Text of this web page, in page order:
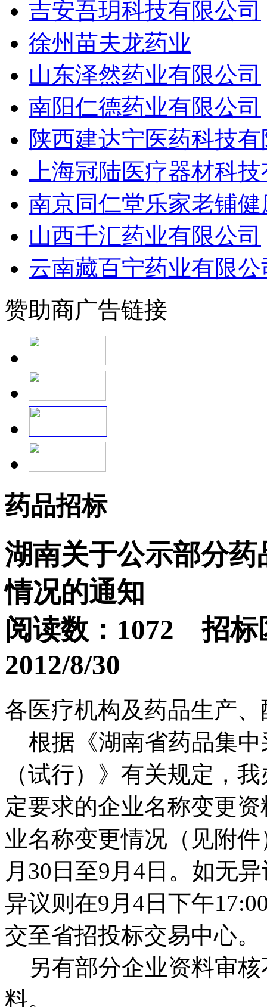
吉安吾玥科技有限公司
徐州苗夫龙药业
山东泽然药业有限公司
南阳仁德药业有限公司
陕西建达宁医药科技
上海冠陆医疗器材科
南京同仁堂乐家老铺
山西千汇药业有限公司
云南藏百宁药业有限公
赞助商广告链接
药品招标
湖南关于公示部分
情况的通知
阅读数：1072 招
2012/8/30
各医疗机构及药品生产
根据《湖南省药品集中
（试行）》有关规定，
定要求的企业名称变更
业名称变更情况（见附
月30日至9月4日。如无
异议则在9月4日下午
交至省招投标交易中心。
另有部分企业资料审核
料。